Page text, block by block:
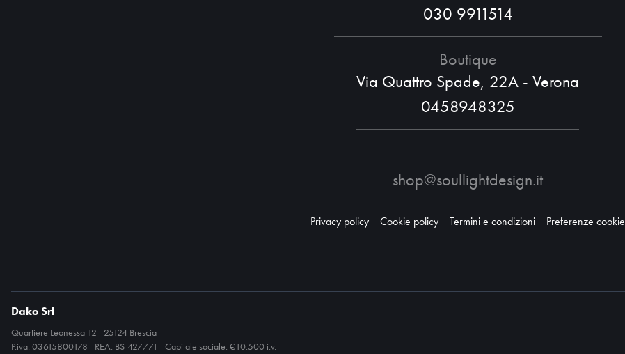
030 9911514
Boutique
Via Quattro Spade, 22A - Verona
0458948325
shop@soullightdesign.it
Privacy policy Cookie policy Termini e condizioni Preferenze cookie
Dako Srl
Quartiere Leonessa 12 - 25124 Brescia
P.iva: 03615800178 - REA: BS-427771 - Capitale sociale: €10.500 i.v.